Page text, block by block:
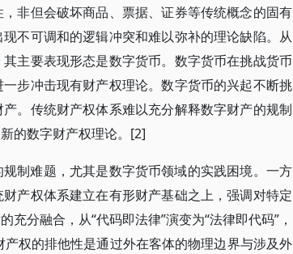
非但会破坏商品、票据、证券等传统概念的固有
不可调和的逻辑冲突和难以弥补的理论缺陷。从
主要表现形态是数字货币。数字货币在挑战货币
步冲击现有财产权理论。数字货币的兴起不断挑
。传统财产权体系难以充分解释数字财产的规制
的数字财产权理论。[2]
制难题，尤其是数字货币领域的实践困境。一方
产权体系建立在有形财产基础之上，强调对特定
分融合，从“代码即法律”演变为“法律即代码”，
权的排他性是通过外在客体的物理边界与涉及外